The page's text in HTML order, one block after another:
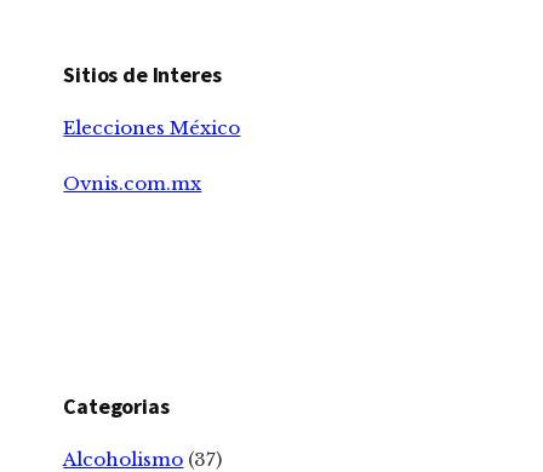
Sitios de Interes
Elecciones México
Ovnis.com.mx
Categorias
Alcoholismo (37)